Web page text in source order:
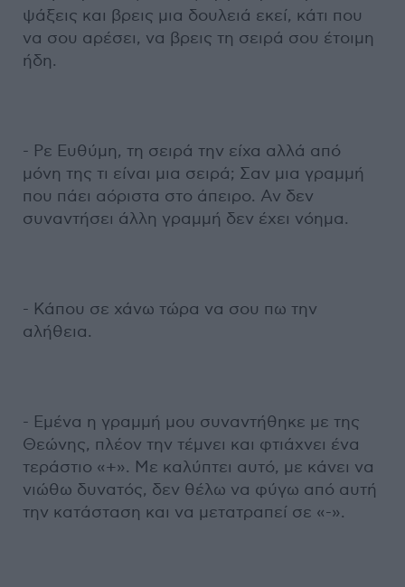
ψάξεις και βρεις μια δουλειά εκεί, κάτι που
να σου αρέσει, να βρεις τη σειρά σου έτοιμη
ήδη.
- Ρε Ευθύμη, τη σειρά την είχα αλλά από
μόνη της τι είναι μια σειρά; Σαν μια γραμμή
που πάει αόριστα στο άπειρο. Αν δεν
συναντήσει άλλη γραμμή δεν έχει νόημα.
- Κάπου σε χάνω τώρα να σου πω την
αλήθεια.
- Εμένα η γραμμή μου συναντήθηκε με της
Θεώνης, πλέον την τέμνει και φτιάχνει ένα
τεράστιο «+». Με καλύπτει αυτό, με κάνει να
νιώθω δυνατός, δεν θέλω να φύγω από αυτή
την κατάσταση και να μετατραπεί σε «-».